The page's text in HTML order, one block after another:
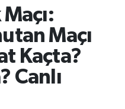
Maçı
Kaçta?
Canlı
Haritası
ve Fikstür